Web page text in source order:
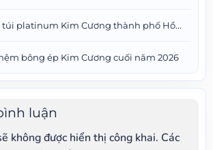
túi platinum Kim Cương thành phố Hồ...
bông ép Kim Cương cuối năm 2026
luận
không được hiển thị công khai. Các